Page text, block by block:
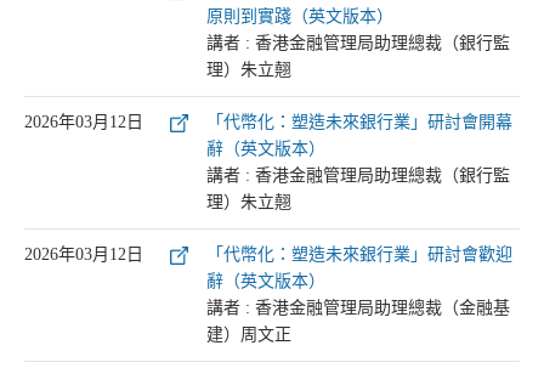
原則到實踐（英文版本）
講者 : 香港金融管理局助理總裁（銀行監
理）朱立翹
2026年03月12日
「代幣化：塑造未來銀行業」研討會開幕
辭（英文版本）
講者 : 香港金融管理局助理總裁（銀行監
理）朱立翹
2026年03月12日
「代幣化：塑造未來銀行業」研討會歡迎
辭（英文版本）
講者 : 香港金融管理局助理總裁（金融基
建）周文正